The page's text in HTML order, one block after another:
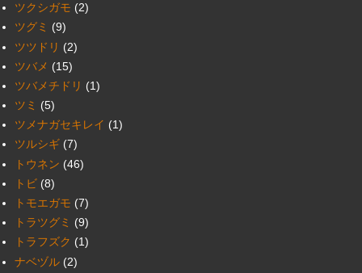
ツクシガモ (2)
ツグミ (9)
ツツドリ (2)
ツバメ (15)
ツバメチドリ (1)
ツミ (5)
ツメナガセキレイ (1)
ツルシギ (7)
トウネン (46)
トビ (8)
トモエガモ (7)
トラツグミ (9)
トラフズク (1)
ナベヅル (2)